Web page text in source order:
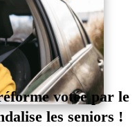
votée par le
les seniors !